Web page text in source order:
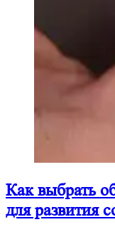
Как выбрать
для развития